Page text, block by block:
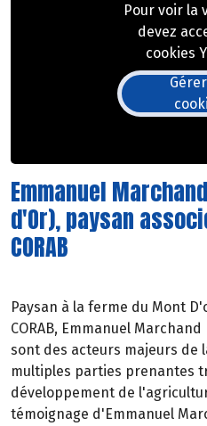
Pour voir la
devez
cookies
Emmanuel
d'Or), paysan
CORAB
Paysan à la ferme du Mont
CORAB, Emmanuel
sont des acteurs majeurs de
multiples parties prenantes
développement de
témoignage d'Emmanuel